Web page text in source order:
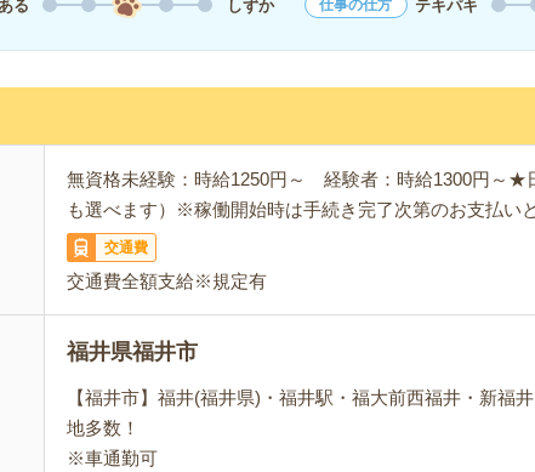
る しずか 仕事の仕方 テキパキ
無資格未経験：時給1250円～ 経験者：時給1300円～★
も選べます）※稼働開始時は手続き完了次第のお支払い
交通費
交通費全額支給※規定有
福井県福井市
【福井市】福井(福井県)・福井駅・福大前西福井・新福
地多数！
※車通勤可